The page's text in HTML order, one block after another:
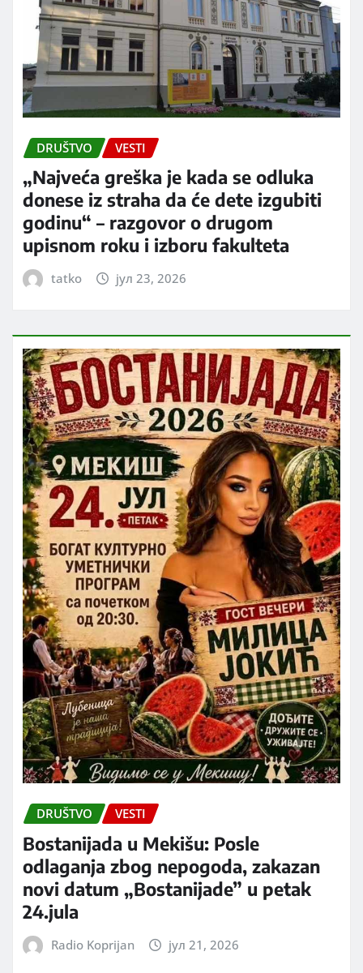
DRUŠTVO VESTI
„Najveća greška je kada se odluka
donese iz straha da će dete izgubiti
godinu“ – razgovor o drugom
upisnom roku i izboru fakulteta
tatko јул 23, 2026
DRUŠTVO VESTI
Bostanijada u Mekišu: Posle
odlaganja zbog nepogoda, zakazan
novi datum „Bostanijade” u petak
24.jula
Radio Koprijan јул 21, 2026